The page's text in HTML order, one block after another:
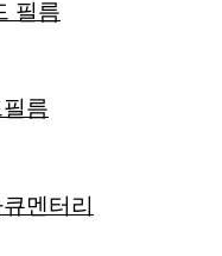
필름
름
멘터리